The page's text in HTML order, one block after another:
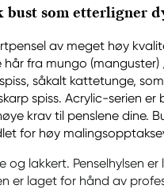
som etterligner
av meget høy
fra mungo
såkalt kattetunge,
spiss. Acrylic-serien
krav til penslene dine.
for høy
og lakkert. Penselhylsen
er laget for hånd av